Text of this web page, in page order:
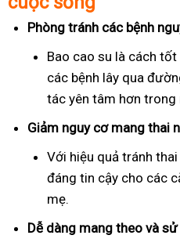
Phòng tránh các bệnh
Bao cao su là cách
các bệnh lây qua
tác yên tâm hơn trong
Giảm nguy cơ mang thai
Với hiệu quả tránh
đáng tin cậy cho các
mẹ.
Dễ dàng mang theo và